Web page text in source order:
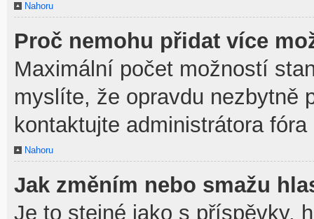
Nahoru
Proč nemohu přidat více
Maximální počet možností
myslíte, že opravdu nezbytně
kontaktujte administrátora
Nahoru
Jak změním nebo smažu
Je to stejné jako s příspěvky,